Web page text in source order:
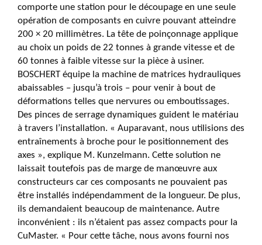
comporte une station pour le découpage en une seule
opération de composants en cuivre pouvant atteindre
200 × 20 millimètres. La tête de poinçonnage applique
au choix un poids de 22 tonnes à grande vitesse et de
60 tonnes à faible vitesse sur la pièce à usiner.
BOSCHERT équipe la machine de matrices hydrauliques
abaissables – jusqu’à trois – pour venir à bout de
déformations telles que nervures ou emboutissages.
Des pinces de serrage dynamiques guident le matériau
à travers l’installation. « Auparavant, nous utilisions des
entraînements à broche pour le positionnement des
axes », explique M. Kunzelmann. Cette solution ne
laissait toutefois pas de marge de manœuvre aux
constructeurs car ces composants ne pouvaient pas
être installés indépendamment de la longueur. De plus,
ils demandaient beaucoup de maintenance. Autre
inconvénient : ils n’étaient pas assez compacts pour la
CuMaster. « Pour cette tâche, nous avons fourni nos